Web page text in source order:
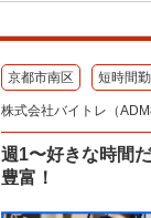
京都市南区 短時間
株式会社バイトレ（
週1〜好きな時間
豊富！